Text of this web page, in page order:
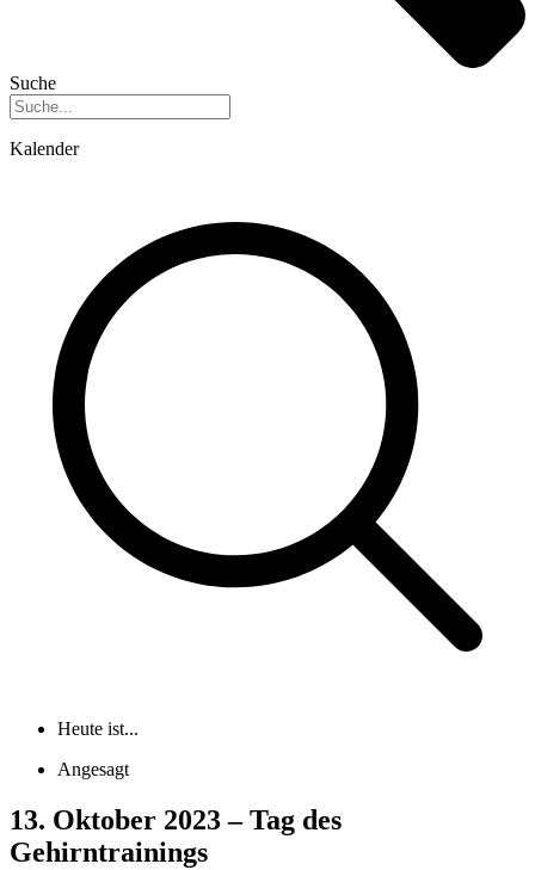
Suche
Kalender
Heute ist...
Angesagt
13. Oktober 2023 – Tag des
Gehirntrainings